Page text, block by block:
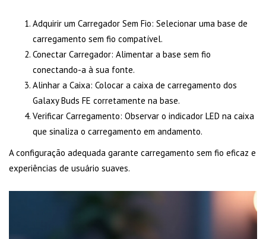
Adquirir um Carregador Sem Fio: Selecionar uma base de
carregamento sem fio compatível.
Conectar Carregador: Alimentar a base sem fio
conectando-a à sua fonte.
Alinhar a Caixa: Colocar a caixa de carregamento dos
Galaxy Buds FE corretamente na base.
Verificar Carregamento: Observar o indicador LED na caixa
que sinaliza o carregamento em andamento.
A configuração adequada garante carregamento sem fio eficaz e
experiências de usuário suaves.